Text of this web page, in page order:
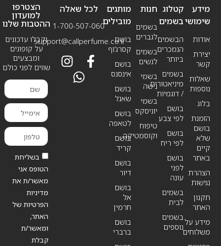
מידע
שימושי
אודות
יצירת
קשר
שאלות
נוספות
בלוג
הזמנת
בושם
שלא
קיים
באתר
הצהרת
נגישות
תקנון
האתר
מידע על
משלוחים
חנות
בשמים
לגברים
בשמים
לנשים
בשמי
נישה
בשמי
יוניסקס
טיפוח
וקוסמטיקה
קטלוג
בשמים
הבשמים
הנמכרים
ביותר
בשמים
מיניאטורים
/ דוגמיות
בושם
לפי צבע
בושם
לפי ריח
בושם
לפני
עונה
בשמים
לבית
בשמים
נוספים
מותגים
מובילים
בושם
קסרג’וף
בושם
אינסנס
בושם
שאנל
בושם
לטאפה
בושם
קריד
בושם
דיור
בושם
אל
חרמין
בושם
ברברי
לכל שאלה
1-700-507-060
support@callperfume.co.il
הצטרפו
למועדון
ההטבות שלנו
וקבלו עדכונים
על קופונים
ומבצעים
שווים לפני כולם
בשליחת
הטופס אני
מאשר/ת את
מדיניות
הפרטיות של
האתר,
ומאשר/ת
קבלת